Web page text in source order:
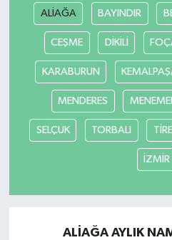
ALİAĞA BAYINDIR
CEŞME DİKİLİ
KARABURUN
MENDERES
SELÇUK TORBALI TİRE
İZMİR
ALİAĞA AYLIK